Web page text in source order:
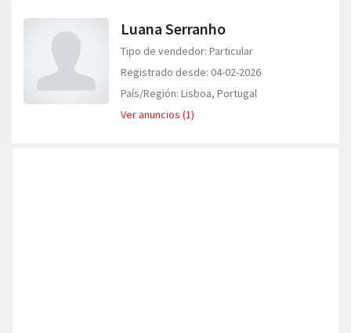
Luana Serranho
Tipo de vendedor: Particular
Registrado desde: 04-02-2026
País/Región: Lisboa, Portugal
Ver anuncios (1)